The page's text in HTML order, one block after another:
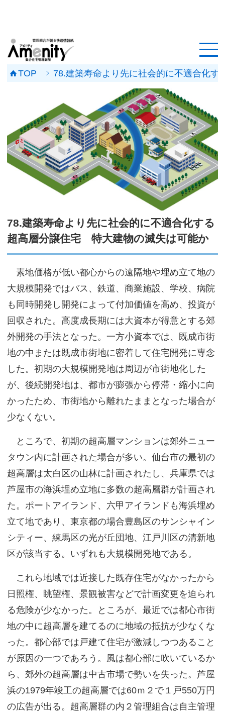
記事一覧
マンション改修ナビ
工事事例
メンテナンス会社
マンションメンテの無料相談
媒体資料
サイトマップ
TOP 78.建築寿命より先に社会的に不適合化
78.建築寿命より先に社会的に不適合化する
超高層分譲住宅 特大建物の滅失は可能か
素地価格が低い都心からの遠隔地や埋め立て地の
大規模開発ではバス、鉄道、商業施設、学校、病院
も同時開発し開発によって付加価値を高め、投資が
回収された。高度成長期には大資本が得意とする郊
外開発の手法となった。一方小資本では、既成市街
地の中または既成市街地に密着して住宅開発に専念
した。初期の大規模開発地は周辺が市街地化した
が、後続開発地は、都市が膨張から停滞・縮小に向
かったため、市街地から離れたままとなった場合が
少なくない。
ところで、初期の超高層マンションは郊外ニュー
タウン内に計画された場合が多い。仙台市の最初の
超高層は太白区の山林に計画されたし、兵庫県では
芦屋市の海浜埋め立地に多数の超高層群が計画され
た。ポートアイランド、六甲アイランドも海浜埋め
立て地であり、東京都の場合豊島区のサンシャイン
シティー、練馬区の光が丘団地、江戸川区の清新地
区が該当する。いずれも大規模開発地である。
これら地域では近接した既存住宅がなかったから
日照権、眺望権、景観被害などで計画変更を迫られ
る危険が少なかった。ところが、最近では都心市街
地の中に超高層を建てるのに地域の抵抗が少なくな
った。都心部では戸建て住宅が激減しつつあること
が原因の一つであろう。風は都心部に吹いているか
ら、郊外の超高層は中古市場で勢いを失った。芦屋
浜の1979年竣工の超高層では60ｍ２で１戸550万円
の広告が出る。超高層群の内２管理組合は自主管理